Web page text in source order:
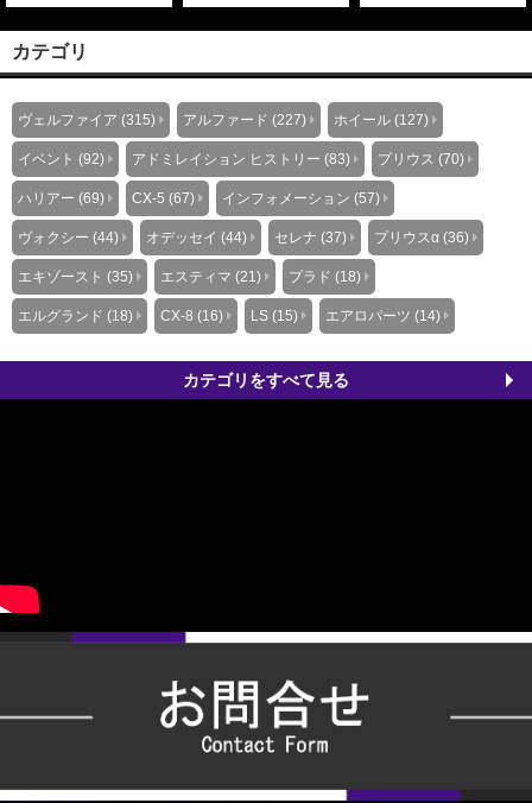
カテゴリ
ヴェルファイア (315) アルファード (227) ホイール (127)
イベント (92) アドミレイション ヒストリー (83) プリウス (70)
ハリアー (69) CX-5 (67) インフォメーション (57)
ヴォクシー (44) オデッセイ (44) セレナ (37) プリウスα (36)
エキゾースト (35) エスティマ (21) プラド (18)
エルグランド (18) CX-8 (16) LS (15) エアロパーツ (14)
カテゴリをすべて見る